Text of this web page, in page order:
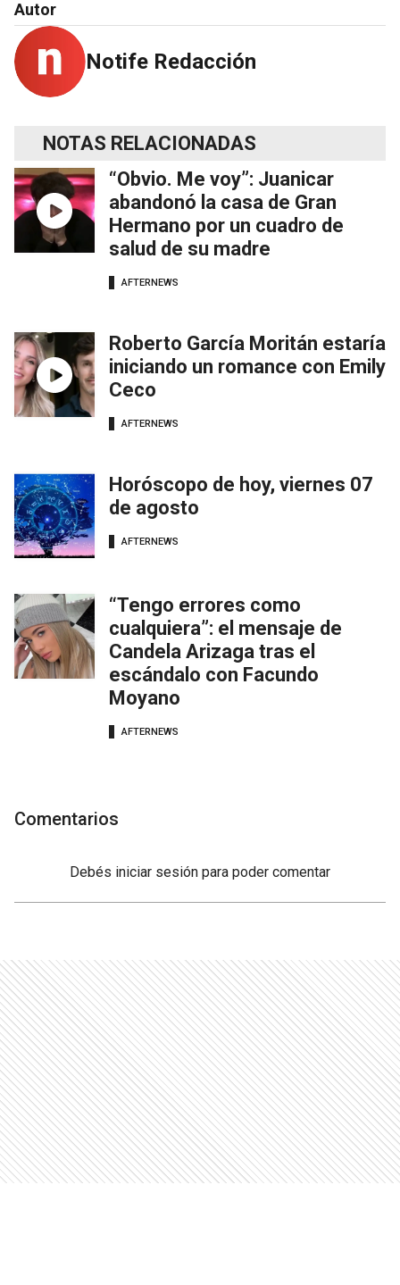
Autor
Notife Redacción
NOTAS RELACIONADAS
“Obvio. Me voy”: Juanicar
abandonó la casa de Gran
Hermano por un cuadro de
salud de su madre
AFTERNEWS
Roberto García Moritán estaría
iniciando un romance con Emily
Ceco
AFTERNEWS
Horóscopo de hoy, viernes 07
de agosto
AFTERNEWS
“Tengo errores como
cualquiera”: el mensaje de
Candela Arizaga tras el
escándalo con Facundo
Moyano
AFTERNEWS
Comentarios
Debés iniciar sesión para poder comentar